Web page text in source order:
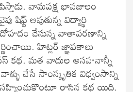
వామపక్ష భావజాలం
షిఫ్ట్ అవుతున్న విద్యార్థి
దోహదం చేసున్న వాతావరణాన్ని
హిట్లర్ జ్ఞాపకాలు
కథ. మత వాదుల అసహనాన్నీ
చేసే సాంస్కృతిక విధ్వంసాన్ని
రాసిన కథ యిది.